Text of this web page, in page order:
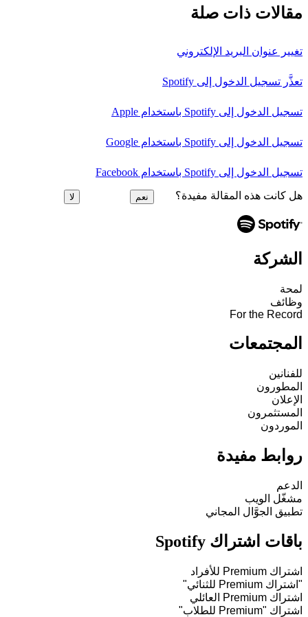
مقالات ذات صلة
تغيير عنوان البريد الإلكتروني
تعذَّر تسجيل الدخول إلى Spotify
تسجيل الدخول إلى Spotify باستخدام Apple
تسجيل الدخول إلى Spotify باستخدام Google
تسجيل الدخول إلى Spotify باستخدام Facebook
هل كانت هذه المقالة مفيدة؟ نعم لا
الشركة
لمحة
وظائف
For the Record
المجتمعات
للفنانين
المطورون
الإعلان
المستثمرون
الموردون
روابط مفيدة
الدعم
مشغّل الويب
تطبيق الجوَّال المجاني
باقات اشتراك Spotify
اشتراك Premium للأفراد
"اشتراك Premium للثنائي"
اشتراك Premium العائلي
اشتراك "Premium للطلاب"